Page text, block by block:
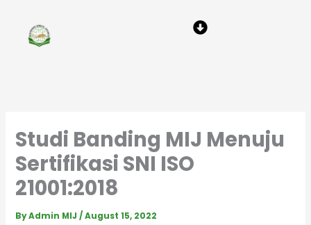
content
Menu
Studi Banding MIJ Menuju
Sertifikasi SNI ISO
21001:2018
ByAdmin MIJ/August 15, 2022